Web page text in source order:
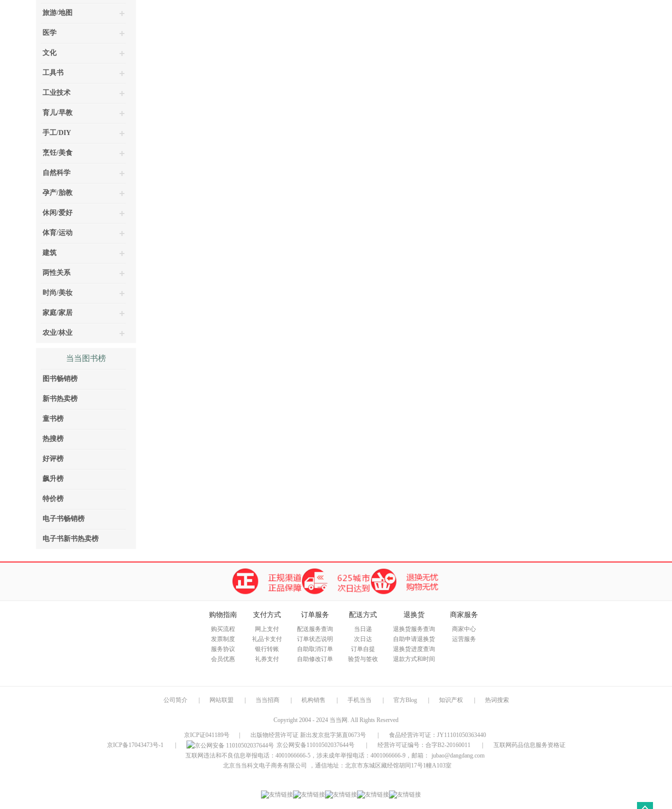
旅游/地图
医学
文化
工具书
工业技术
育儿/早教
手工/DIY
烹饪/美食
自然科学
孕产/胎教
休闲/爱好
体育/运动
建筑
两性关系
时尚/美妆
家庭/家居
农业/林业
当当图书榜
图书畅销榜
新书热卖榜
童书榜
热搜榜
好评榜
飙升榜
特价榜
电子书畅销榜
电子书新书热卖榜
购物指南
购买流程
发票制度
服务协议
会员优惠
支付方式
网上支付
礼品卡支付
银行转账
礼券支付
订单服务
配送服务查询
订单状态说明
自助取消订单
自助修改订单
配送方式
当日递
次日达
订单自提
验货与签收
退换货
退换货服务查询
自助申请退换货
退换货进度查询
退款方式和时间
商家服务
商家中心
运营服务
公司简介 网站联盟 当当招商 机构销售 手机当当 官方Blog 知识产权 热词搜索
Copyright 2004 - 2024 当当网. All Rights Reserved
京ICP证041189号 出版物经营许可证 新出发京批字第直0673号
食品经营许可证：JY11101050363440
京ICP备17043473号-1
京公网安备11010502037644号 经营许可证编号：合字B2-20160011
互联网药品信息服务资格证
互联网违法和不良信息举报电话：4001066666-5，涉未成年举报电话：4001066666-9，邮箱：
jubao@dangdang.com
北京当当科文电子商务有限公司
，通信地址：北京市东城区藏经馆胡同17号1幢A103室